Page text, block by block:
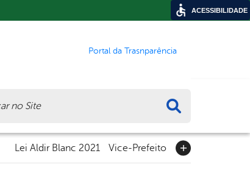
Portal da Trasnparência
Lei Aldir Blanc 2021 Vice-Prefeito
ACESSIBILIDADE